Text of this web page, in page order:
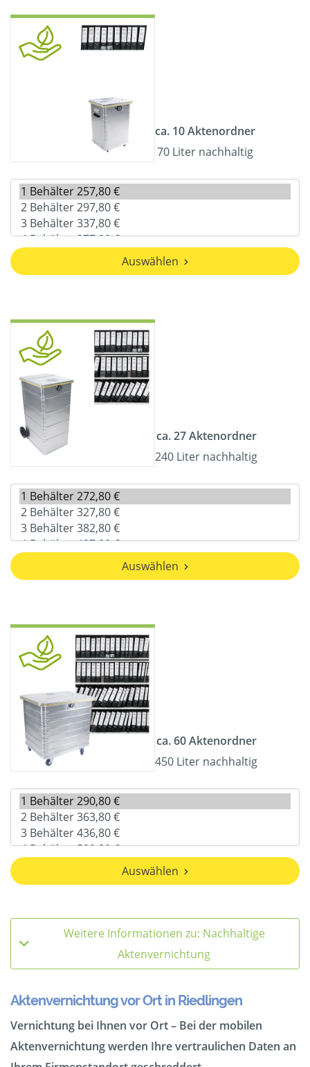
ca. 10 Aktenordner
70 Liter nachhaltig
Auswählen
ca. 27 Aktenordner
240 Liter nachhaltig
Auswählen
ca. 60 Aktenordner
450 Liter nachhaltig
Auswählen
Weitere Informationen zu: Nachhaltige
Aktenvernichtung
Aktenvernichtung vor Ort in Riedlingen
Vernichtung bei Ihnen vor Ort – Bei der mobilen
Aktenvernichtung werden Ihre vertraulichen Daten an